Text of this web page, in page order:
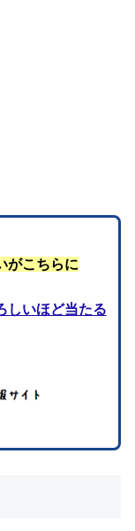
がこちらに
しいほど当たる